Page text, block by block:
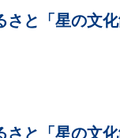
さと「星の文
さと「星の文